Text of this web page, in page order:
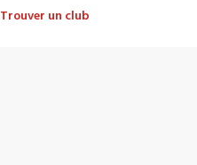
Trouver un club